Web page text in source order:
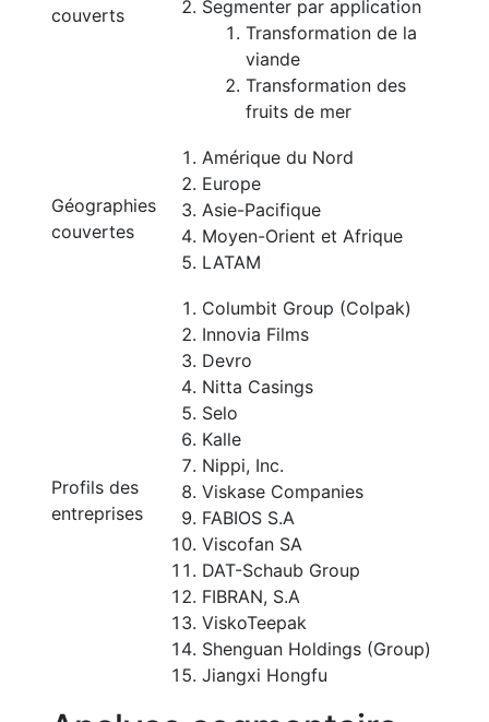
couverts
Segmenter par application
Transformation de la
viande
Transformation des
fruits de mer
Géographies
couvertes
Amérique du Nord
Europe
Asie-Pacifique
Moyen-Orient et Afrique
LATAM
Profils des
entreprises
Columbit Group (Colpak)
Innovia Films
Devro
Nitta Casings
Selo
Kalle
Nippi, Inc.
Viskase Companies
FABIOS S.A
Viscofan SA
DAT-Schaub Group
FIBRAN, S.A
ViskoTeepak
Shenguan Holdings (Group)
Jiangxi Hongfu